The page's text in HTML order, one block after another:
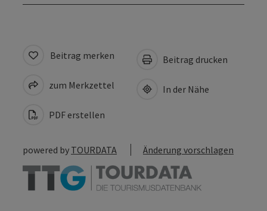
Beitrag merken
zum Merkzettel
PDF erstellen
Beitrag drucken
In der Nähe
powered by TOURDATA Änderung vorschlagen